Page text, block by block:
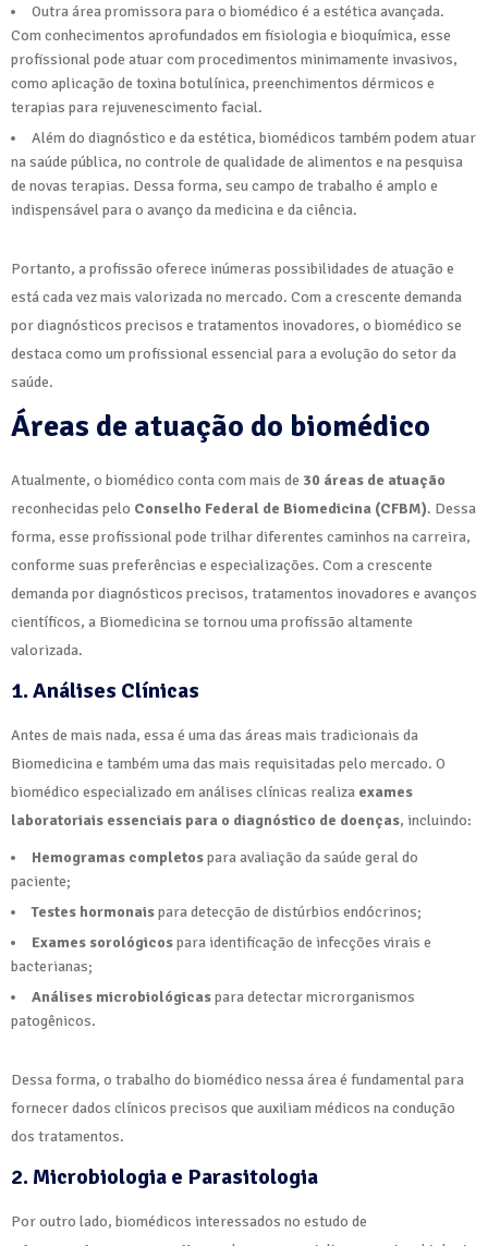
Outra área promissora para o biomédico é a estética avançada.
Com conhecimentos aprofundados em fisiologia e bioquímica, esse
profissional pode atuar com procedimentos minimamente invasivos,
como aplicação de toxina botulínica, preenchimentos dérmicos e
terapias para rejuvenescimento facial.
Além do diagnóstico e da estética, biomédicos também podem atuar
na saúde pública, no controle de qualidade de alimentos e na pesquisa
de novas terapias. Dessa forma, seu campo de trabalho é amplo e
indispensável para o avanço da medicina e da ciência.
Portanto, a profissão oferece inúmeras possibilidades de atuação e
está cada vez mais valorizada no mercado. Com a crescente demanda
por diagnósticos precisos e tratamentos inovadores, o biomédico se
destaca como um profissional essencial para a evolução do setor da
saúde.
Áreas de atuação do biomédico
Atualmente, o biomédico conta com mais de 30 áreas de atuação
reconhecidas pelo Conselho Federal de Biomedicina (CFBM). Dessa
forma, esse profissional pode trilhar diferentes caminhos na carreira,
conforme suas preferências e especializações. Com a crescente
demanda por diagnósticos precisos, tratamentos inovadores e avanços
científicos, a Biomedicina se tornou uma profissão altamente
valorizada.
1. Análises Clínicas
Antes de mais nada, essa é uma das áreas mais tradicionais da
Biomedicina e também uma das mais requisitadas pelo mercado. O
biomédico especializado em análises clínicas realiza exames
laboratoriais essenciais para o diagnóstico de doenças, incluindo:
Hemogramas completospara avaliação da saúde geral do
paciente;
Testes hormonaispara detecção de distúrbios endócrinos;
Exames sorológicospara identificação de infecções virais e
bacterianas;
Análises microbiológicaspara detectar microrganismos
patogênicos.
Dessa forma, o trabalho do biomédico nessa área é fundamental para
fornecer dados clínicos precisos que auxiliam médicos na condução
dos tratamentos.
2. Microbiologia e Parasitologia
Por outro lado, biomédicos interessados no estudo de